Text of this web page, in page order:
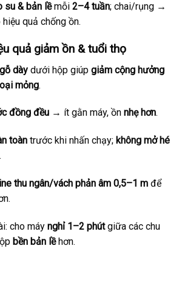
su & bản lềmỗi 2–4 tuần; chai/rụng →
quả chống ồn.
quả giảm ồn & tuổi thọ
dàydưới hộp giúp giảm cộng hưởng
mỏng.
đồng đều→ ít gằn máy, ồn nhẹ hơn.
toàntrước khi nhấn chạy; không mở hé
thu ngân/vách phản âm 0,5–1 mđể
cho máy nghỉ 1–2 phútgiữa các chu
bền bản lềhơn.